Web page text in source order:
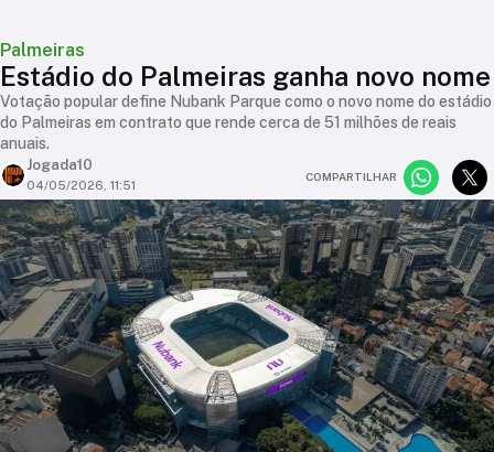
Palmeiras
Estádio do Palmeiras ganha novo nome
Votação popular define Nubank Parque como o novo nome do estádio
do Palmeiras em contrato que rende cerca de 51 milhões de reais
anuais.
Jogada10
04/05/2026, 11:51
COMPARTILHAR